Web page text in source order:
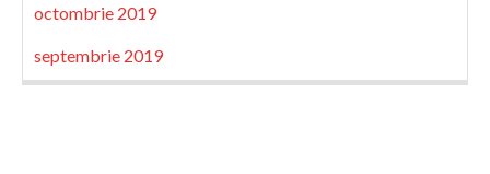
octombrie 2019
septembrie 2019